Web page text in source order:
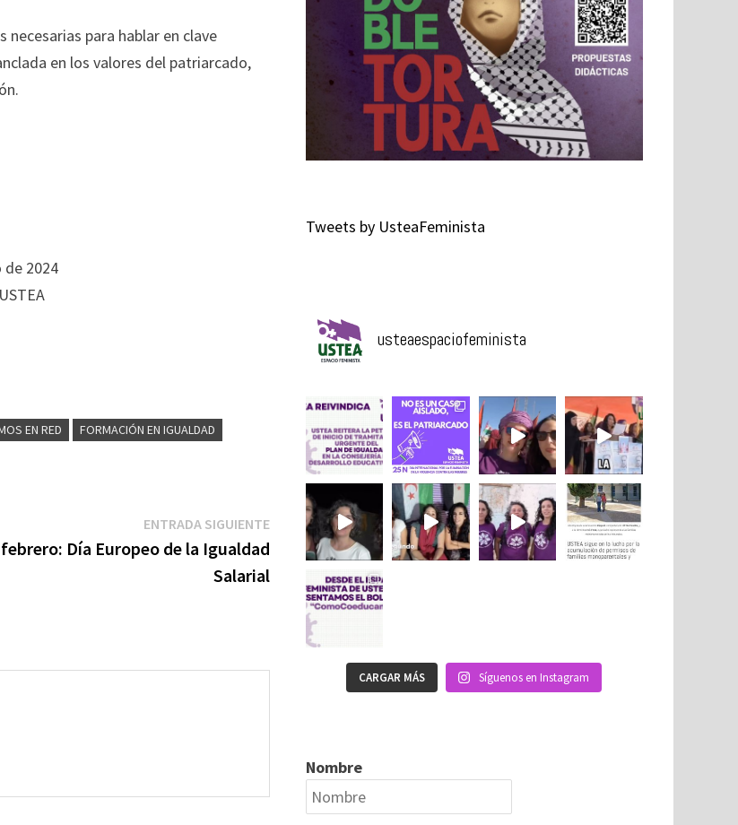
necesarias para hablar en clave
en los valores del patriarcado,
de 2024
EN RED
FORMACIÓN EN IGUALDAD
ENTRADA SIGUIENTEEntrada
siguiente:
Día Europeo de la Igualdad
Salarial
Tweets by UsteaFeminista
usteaespaciofeminista
CARGAR MÁS Síguenos en Instagram
Nombre